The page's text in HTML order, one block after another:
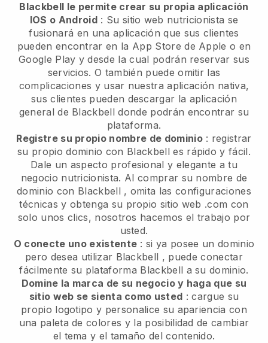
Blackbell le permite crear su propia aplicación
IOS o Android: Su sitio web nutricionista se
fusionará en una aplicación que sus clientes
pueden encontrar en la App Store de Apple o en
Google Play y desde la cual podrán reservar sus
servicios. O también puede omitir las
complicaciones y usar nuestra aplicación nativa,
sus clientes pueden descargar la aplicación
general de Blackbell donde podrán encontrar su
plataforma.
Registre su propio nombre de dominio: registrar
su propio dominio con Blackbell es rápido y fácil.
Dale un aspecto profesional y elegante a tu
negocio nutricionista. Al comprar su nombre de
dominio con Blackbell , omita las configuraciones
técnicas y obtenga su propio sitio web .com con
solo unos clics, nosotros hacemos el trabajo por
usted.
O conecte uno existente : si ya posee un dominio
pero desea utilizar Blackbell , puede conectar
fácilmente su plataforma Blackbell a su dominio.
Domine la marca de su negocio y haga que su
sitio web se sienta como usted : cargue su
propio logotipo y personalice su apariencia con
una paleta de colores y la posibilidad de cambiar
el tema y el tamaño del contenido.